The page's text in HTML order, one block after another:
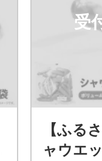
受
【ふる
ャウエ